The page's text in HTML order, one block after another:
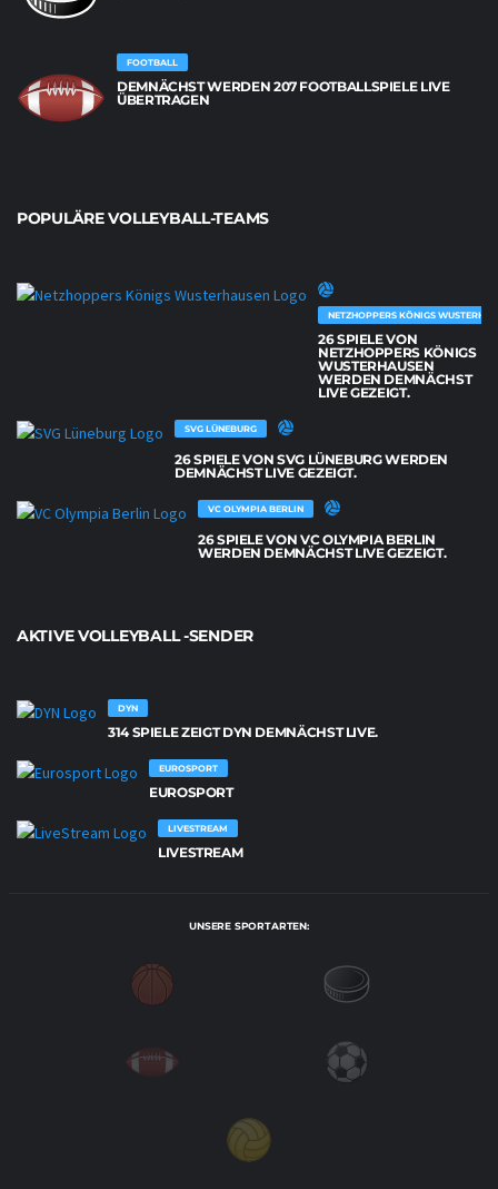
FOOTBALL
DEMNÄCHST WERDEN 207 FOOTBALLSPIELE LIVE
ÜBERTRAGEN
POPULÄRE VOLLEYBALL-TEAMS
NETZHOPPERS KÖNIGS
26 SPIELE VON
NETZHOPPERS KÖNIGS
WUSTERHAUSEN
WERDEN DEMNÄCHST
LIVE GEZEIGT.
SVG LÜNEBURG
26 SPIELE VON SVG LÜNEBURG WERDEN
DEMNÄCHST LIVE GEZEIGT.
VC OLYMPIA BERLIN
26 SPIELE VON VC OLYMPIA BERLIN
WERDEN DEMNÄCHST LIVE GEZEIGT.
AKTIVE VOLLEYBALL -SENDER
DYN
314 SPIELE ZEIGT DYN DEMNÄCHST LIVE.
EUROSPORT
EUROSPORT
LIVESTREAM
LIVESTREAM
UNSERE SPORTARTEN: